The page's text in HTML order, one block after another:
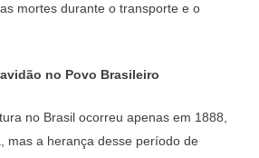
mortes durante o transporte e o
no Povo Brasileiro
no Brasil ocorreu apenas em 1888,
mas a herança desse período de